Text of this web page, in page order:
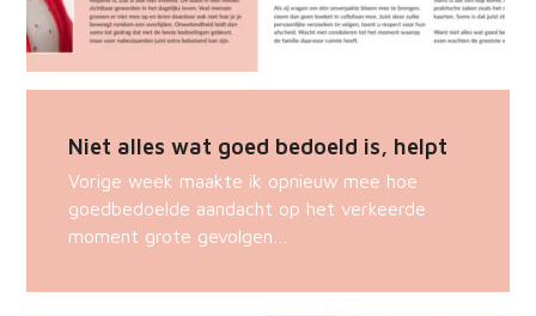
Niet alles wat goed bedoeld is, helpt
Vorige week maakte ik opnieuw mee hoe
goedbedoelde aandacht op het verkeerde
moment grote gevolgen…